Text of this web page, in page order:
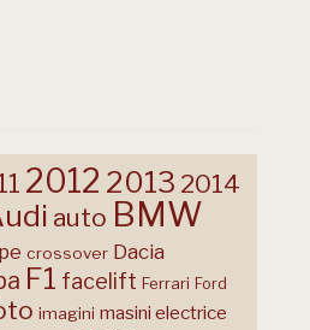
2012 2013 2014
auto BMW
crossover Dacia
F1 facelift Ferrari Ford
imagini masini electrice